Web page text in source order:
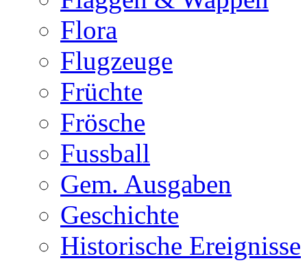
Flora
Flugzeuge
Früchte
Frösche
Fussball
Gem. Ausgaben
Geschichte
Historische Ereignisse